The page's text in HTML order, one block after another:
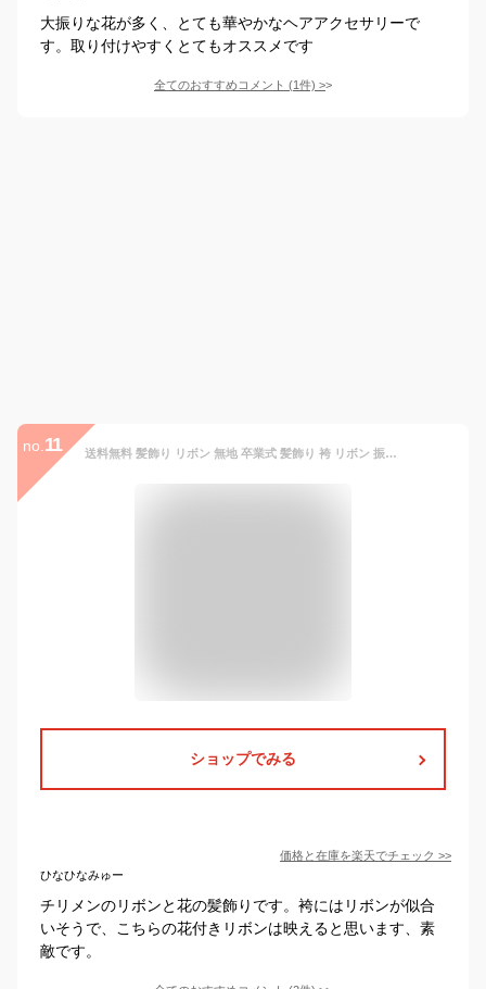
大振りな花が多く、とても華やかなヘアアクセサリーで
す。取り付けやすくとてもオススメです
全てのおすすめコメント (1件) >
no. 11 送料無料 髪飾り リボン 無地 卒業式 髪飾り 袴 リボン 振袖 ちりめん 着物 成人式 卒園式 結婚式 七五三 振袖 着物 袴 十三参り ハーフ成人式
ショップでみる
価格と在庫を楽天でチェック >>
ひなひなみゅー
チリメンのリボンと花の髪飾りです。袴にはリボンが似合
いそうで、こちらの花付きリボンは映えると思います、素
敵です。